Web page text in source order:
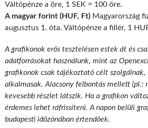
Váltópénze a öre, 1 SEK = 100 öre.
A magyar forint (HUF, Ft) Magyarország
augusztus 1. óta. Váltópénze a fillér, 1
A grafikonok erős tesztelésen estek át és
adatforrásokat használunk, mint az
grafikonok csak tájékoztató célt szolgálnak,
alkalmasak. Alacsony felbontás mellett (pl.:
kevesebb részlet látszik. Ha a grafikon
érdemes lehet ráfrissíteni. A napon belüli
budapesti időzónában értendőek.